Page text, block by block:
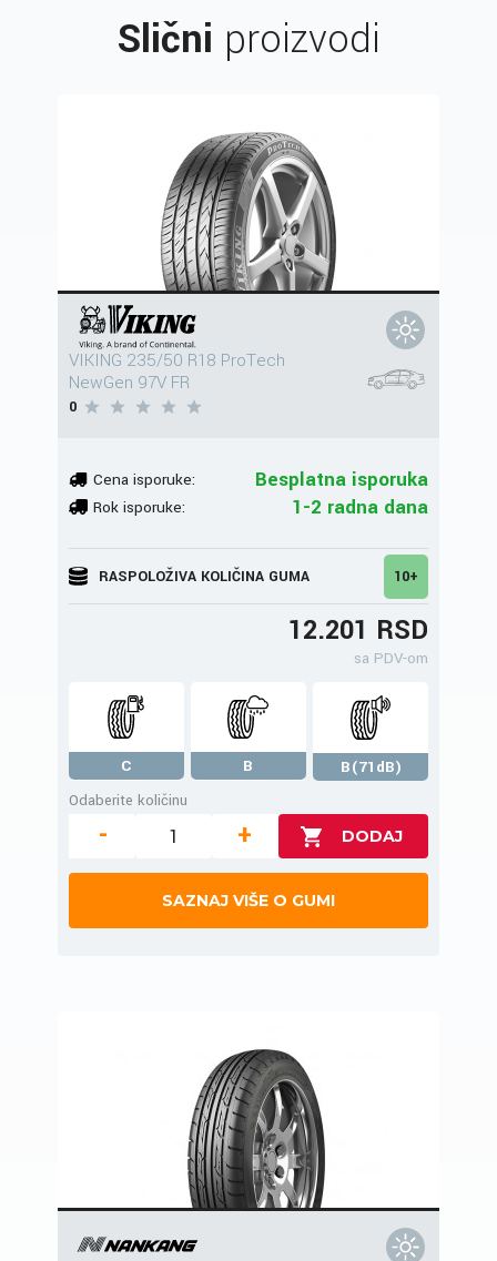
Slični proizvodi
VIKING 235/50 R18 ProTech
NewGen 97V FR
0
Cena isporuke: Besplatna isporuka
Rok isporuke: 1-2 radna dana
RASPOLOŽIVA KOLIČINA GUMA 10+
12.201 RSD
sa PDV-om
C B
B(71dB)
Odaberite količinu
- +
SAZNAJ VIŠE O GUMI